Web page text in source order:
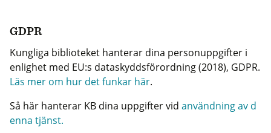
GDPR
Kungliga biblioteket hanterar dina personuppgifter i
enlighet med EU:s dataskyddsförordning (2018), GDPR.
Läs mer om hur det funkar här.
Så här hanterar KB dina uppgifter vid användning av d
enna tjänst.